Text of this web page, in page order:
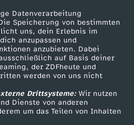
Datenverarbeitung
Speicherung von bestimmten
uns, dein Erlebnis im
anzupassen und
anzubieten. Dabei
auf Basis deiner
der ZDFheute und
werden von uns nicht
Drittsysteme:Wir nutzen
Dienste von anderen
um das Teilen von Inhalten
Zuschauerservice
Hilfe